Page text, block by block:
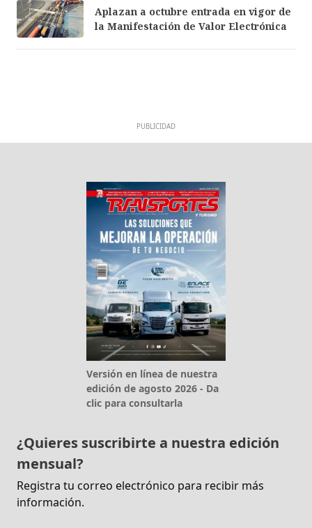
Aplazan a octubre entrada en vigor de
la Manifestación de Valor Electrónica
PUBLICIDAD
Versión en línea de nuestra
edición de agosto 2026 - Da
clic para consultarla
¿Quieres suscribirte a nuestra edición
mensual?
Registra tu correo electrónico para recibir más
información.